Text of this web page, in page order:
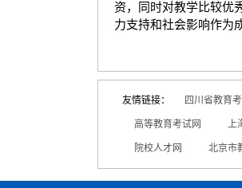
资，同时对教学比较优
力支持和社会影响作为
友情链接： 四川省教育
高等教育考试网 上
院校人才网 北京市